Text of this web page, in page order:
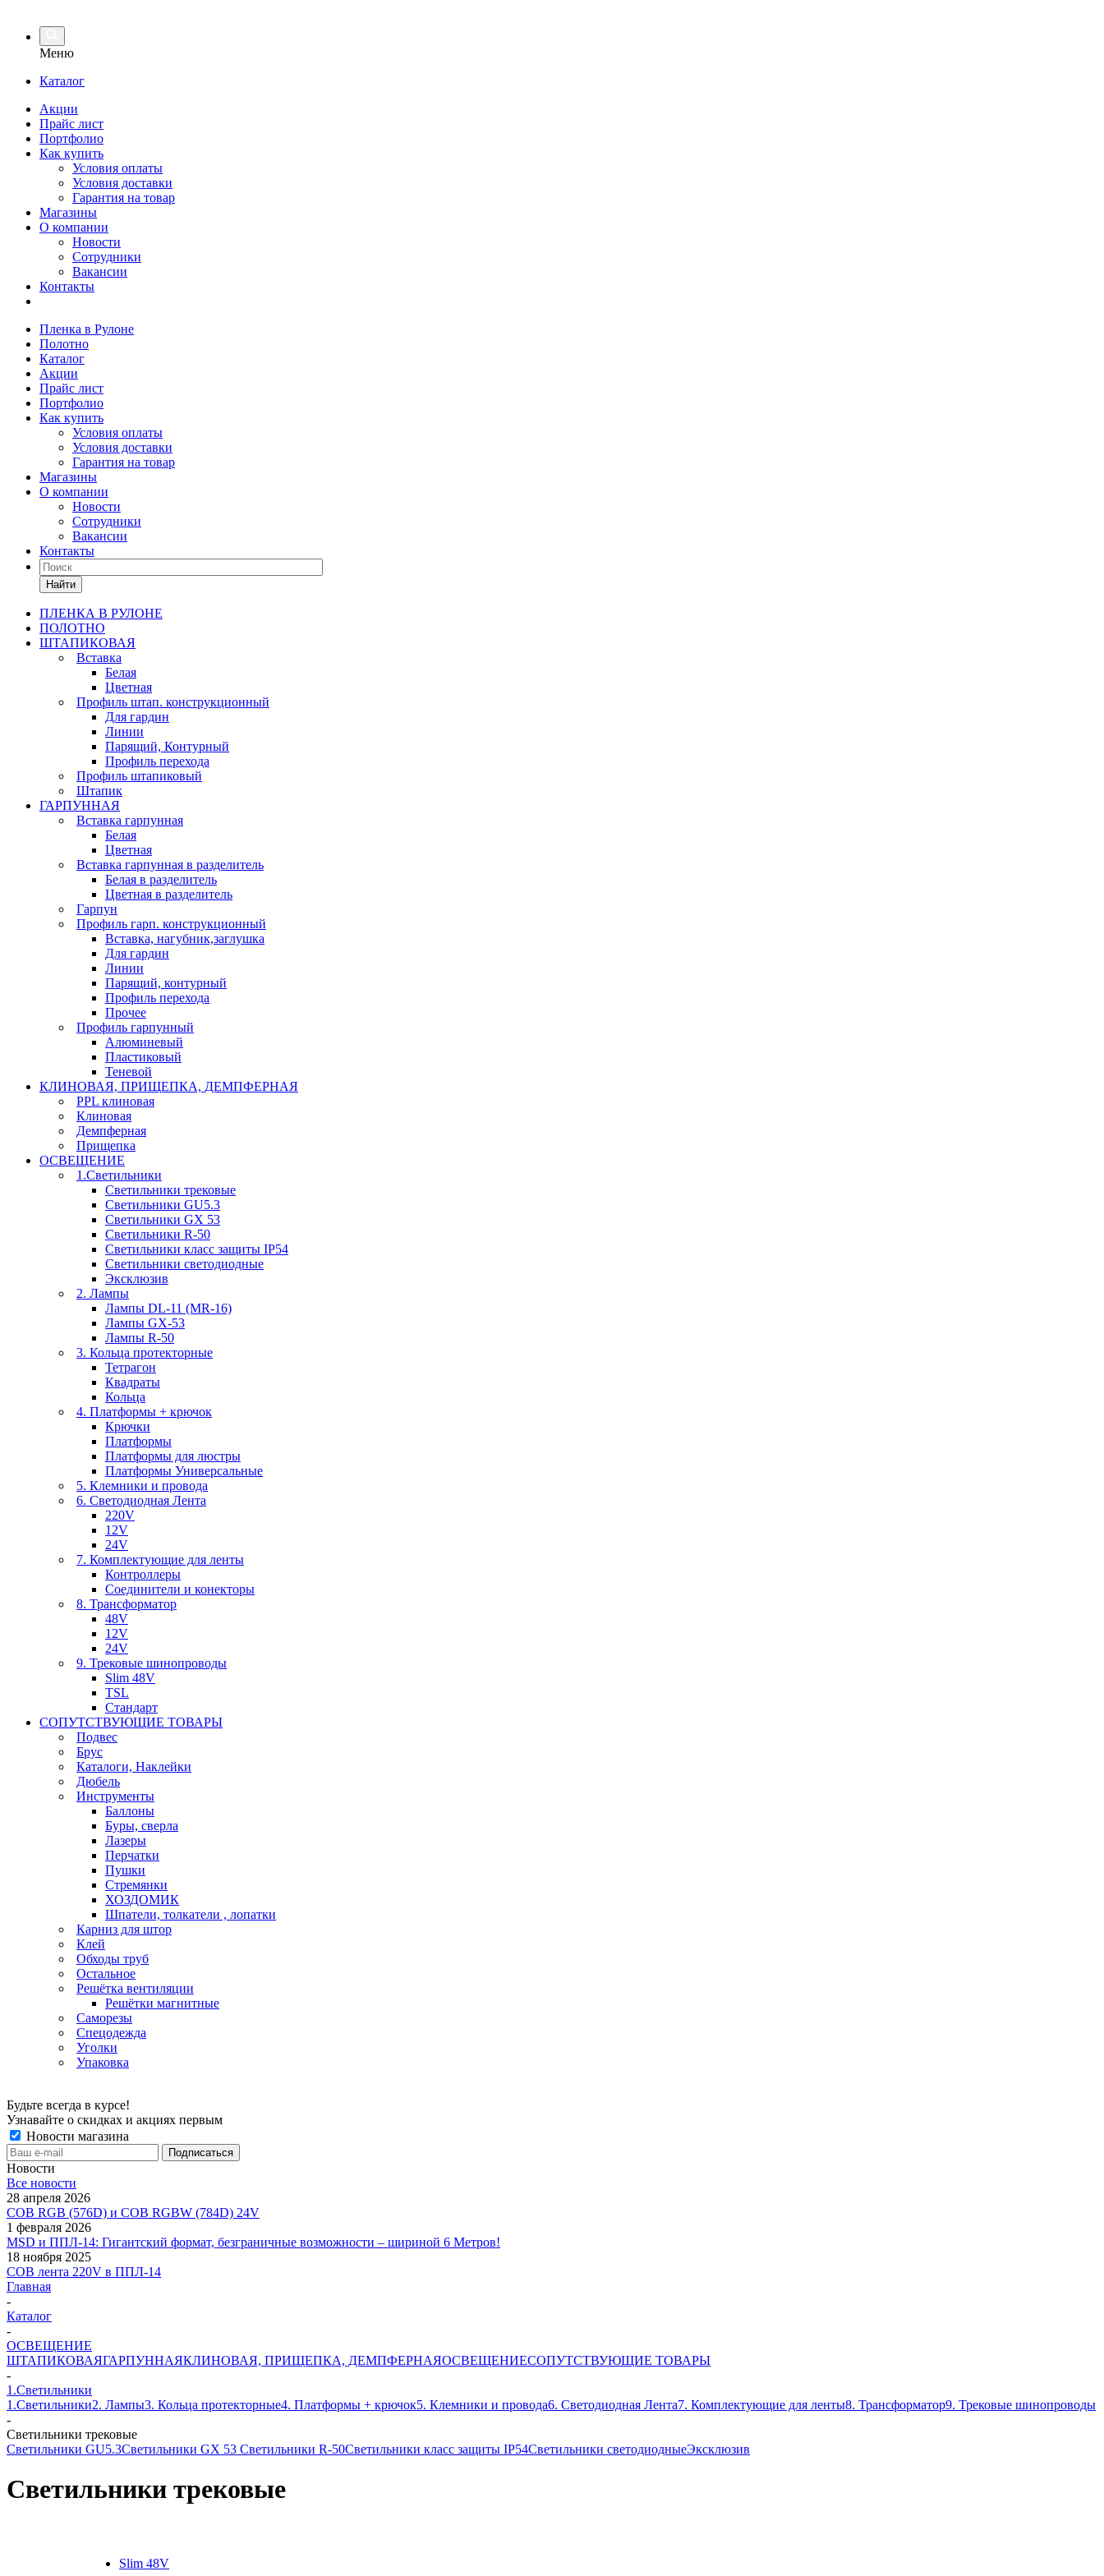
Меню
Каталог
Акции
Прайс лист
Портфолио
Как купить
Условия оплаты
Условия доставки
Гарантия на товар
Магазины
О компании
Новости
Сотрудники
Вакансии
Контакты
Пленка в Рулоне
Полотно
Каталог
Акции
Прайс лист
Портфолио
Как купить
Условия оплаты
Условия доставки
Гарантия на товар
Магазины
О компании
Новости
Сотрудники
Вакансии
Контакты
Найти
ПЛЕНКА В РУЛОНЕ
ПОЛОТНО
ШТАПИКОВАЯ
Вставка
Белая
Цветная
Профиль штап. конструкционный
Для гардин
Линии
Парящий, Контурный
Профиль перехода
Профиль штапиковый
Штапик
ГАРПУННАЯ
Вставка гарпунная
Белая
Цветная
Вставка гарпунная в разделитель
Белая в разделитель
Цветная в разделитель
Гарпун
Профиль гарп. конструкционный
Вставка, нагубник,заглушка
Для гардин
Линии
Парящий, контурный
Профиль перехода
Прочее
Профиль гарпунный
Алюминевый
Пластиковый
Теневой
КЛИНОВАЯ, ПРИЩЕПКА, ДЕМПФЕРНАЯ
PPL клиновая
Клиновая
Демпферная
Прищепка
ОСВЕЩЕНИЕ
1.Светильники
Светильники трековые
Светильники GU5.3
Светильники GX 53
Светильники R-50
Светильники класс защиты IP54
Светильники светодиодные
Эксклюзив
2. Лампы
Лампы DL-11 (MR-16)
Лампы GX-53
Лампы R-50
3. Кольца протекторные
Тетрагон
Квадраты
Кольца
4. Платформы + крючок
Крючки
Платформы
Платформы для люстры
Платформы Универсальные
5. Клемники и провода
6. Светодиодная Лента
220V
12V
24V
7. Комплектующие для ленты
Контроллеры
Соединители и конекторы
8. Трансформатор
48V
12V
24V
9. Трековые шинопроводы
Slim 48V
TSL
Стандарт
СОПУТСТВУЮЩИЕ ТОВАРЫ
Подвес
Брус
Каталоги, Наклейки
Дюбель
Инструменты
Баллоны
Буры, сверла
Лазеры
Перчатки
Пушки
Стремянки
ХОЗДОМИК
Шпатели, толкатели , лопатки
Карниз для штор
Клей
Обходы труб
Остальное
Решётка вентиляции
Решётки магнитные
Саморезы
Спецодежда
Уголки
Упаковка
Будьте всегда в курсе!
Узнавайте о скидках и акциях первым
Новости магазина
Новости
Все новости
28 апреля 2026
COB RGB (576D) и COB RGBW (784D) 24V
1 февраля 2026
MSD и ППЛ-14: Гигантский формат, безграничные возможности – шириной 6 Метров!
18 ноября 2025
COB лента 220V в ППЛ-14
Главная
-
Каталог
-
ОСВЕЩЕНИЕ
ШТАПИКОВАЯГАРПУННАЯКЛИНОВАЯ, ПРИЩЕПКА, ДЕМПФЕРНАЯОСВЕЩЕНИЕСОПУТСТВУЮЩИЕ ТОВАРЫ
-
1.Светильники
1.Светильники2. Лампы3. Кольца протекторные4. Платформы + крючок5. Клемники и провода6. Светодиодная Лента7. Комплектующие для ленты8. Трансформатор9. Трековые шинопроводы
-
Светильники трековые
Светильники GU5.3Светильники GX 53 Светильники R-50Светильники класс защиты IP54Светильники светодиодныеЭксклюзив
Светильники трековые
Slim 48V